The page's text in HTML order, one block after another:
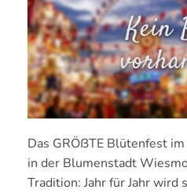
Das GRÖßTE Blütenfest
in der Blumenstadt
Tradition: Jahr für Jahr wird